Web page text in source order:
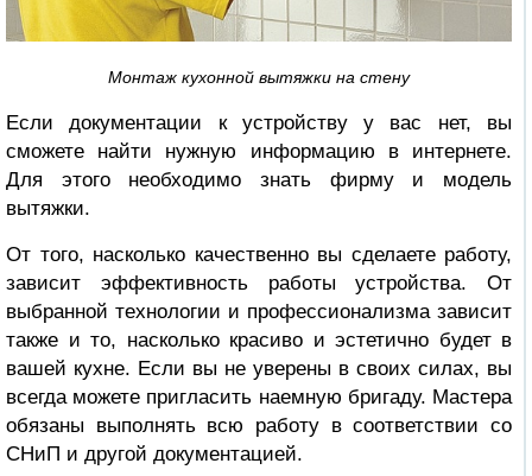
Монтаж кухонной вытяжки на стену
Если документации к устройству у вас нет, вы
сможете найти нужную информацию в интернете.
Для этого необходимо знать фирму и модель
вытяжки.
От того, насколько качественно вы сделаете работу,
зависит эффективность работы устройства. От
выбранной технологии и профессионализма зависит
также и то, насколько красиво и эстетично будет в
вашей кухне. Если вы не уверены в своих силах, вы
всегда можете пригласить наемную бригаду. Мастера
обязаны выполнять всю работу в соответствии со
СНиП и другой документацией.